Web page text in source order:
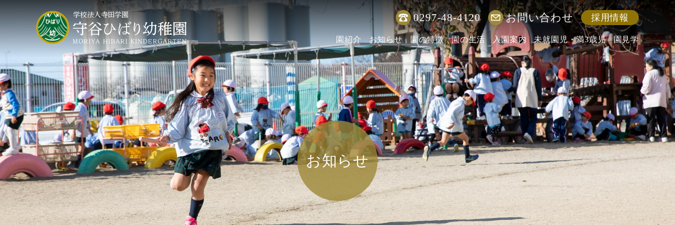
0297-48-4120 お問い合わせ 採用情報
園紹介 お知らせ 園の特徴 園の生活 入園案内 未就園児・満3歳児 園見学
お知らせ